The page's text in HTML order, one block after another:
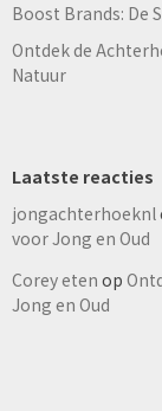
Boost Brands: De
Ontdek de
Natuur
Laatste reacties
jongachterhoeknl
voor Jong en Oud
Corey eten op
Jong en Oud